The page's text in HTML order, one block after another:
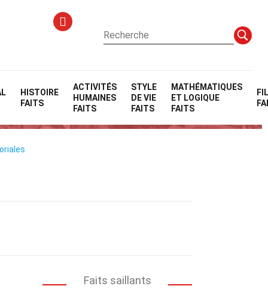
HISTOIRE
FAITS
ACTIVITÉS
HUMAINES
FAITS
STYLE
DE VIE
FAITS
MATHÉMATIQUES
ET LOGIQUE
FAITS
Faits saillants